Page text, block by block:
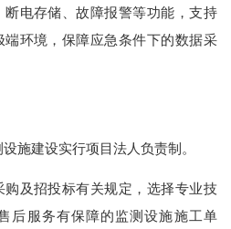
电存储、故障报警等功能，支持
环境，保障应急条件下的数据采
建设实行项目法人负责制。
及招投标有关规定，选择专业技
后服务有保障的监测设施施工单